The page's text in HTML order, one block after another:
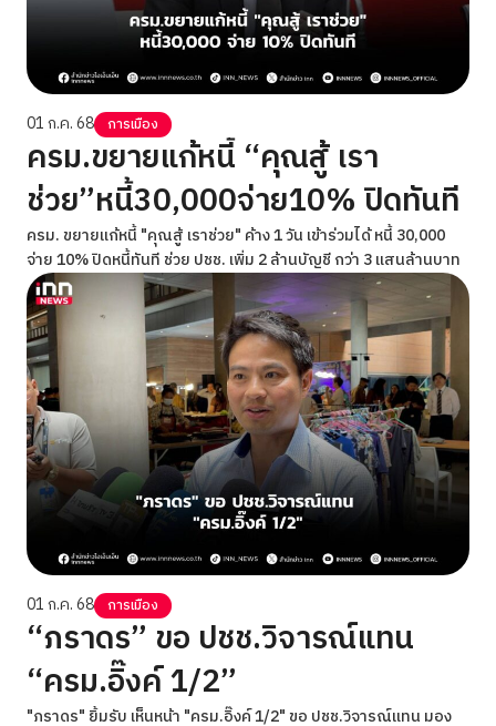
01 ก.ค. 68 การเมือง
ครม.ขยายแก้หนี้ “คุณสู้ เรา
ช่วย”หนี้30,000จ่าย10% ปิดทันที
ครม. ขยายแก้หนี้ "คุณสู้ เราช่วย" ค้าง 1 วัน เข้าร่วมได้ หนี้ 30,000
จ่าย 10% ปิดหนี้ทันที ช่วย ปชช. เพิ่ม 2 ล้านบัญชี กว่า 3 แสนล้านบาท
01 ก.ค. 68 การเมือง
“ภราดร” ขอ ปชช.วิจารณ์แทน
“ครม.อิ๊งค์ 1/2”
"ภราดร" ยิ้มรับ เห็นหน้า "ครม.อิ๊งค์ 1/2" ขอ ปชช.วิจารณ์แทน มอง